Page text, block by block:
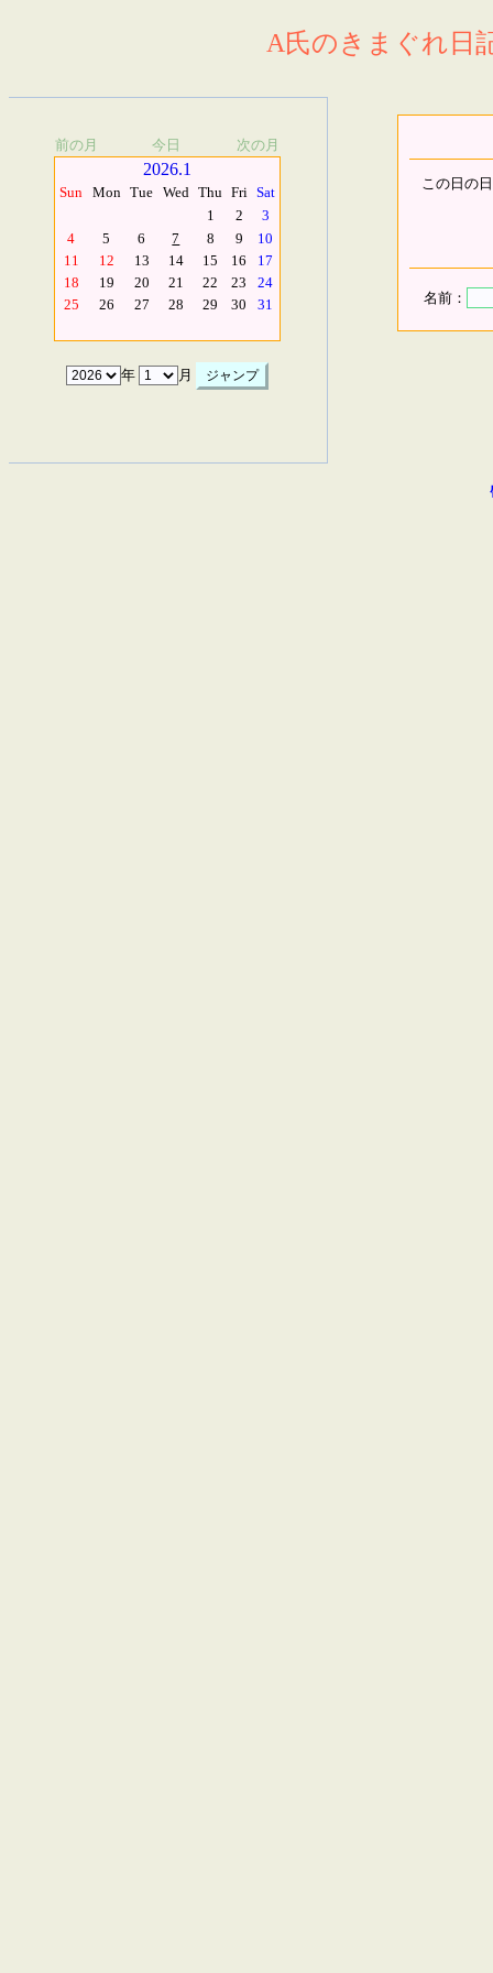
A氏のきまぐれ日
前の月 今日 次の月
2026.1
Sun Mon Tue Wed Thu Fri Sat
1
2
3
4
5 6 7 8 9
10
11
12 13 14 15 16
17
18
19 20 21 22 23
24
25
26 27 28 29 30 31
年 月
この日の
名前：